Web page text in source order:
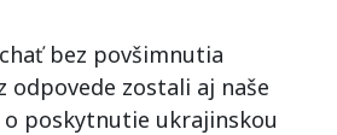
bez povšimnutia
odpovede zostali aj naše
o poskytnutie ukrajinskou